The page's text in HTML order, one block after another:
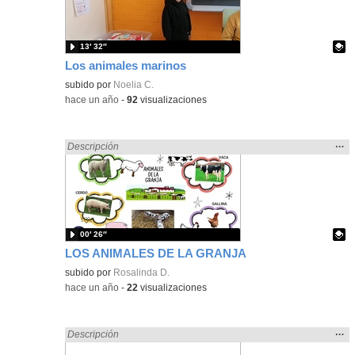
Los animales marinos
Contenido educativo.
subido por Noelia C.
13′ 32″
-hace un año -92 visualizaciones
LOS ANIMALES DE LA GRANJA
Encontrado «ANIMALES» en:
Descripción
la
…
Contenido educativo.
subido por Rosalinda D.
00′ 26″
-hace un año -22 visualizaciones
Encontrado «ANIMALES» en:
Descripción
la
…